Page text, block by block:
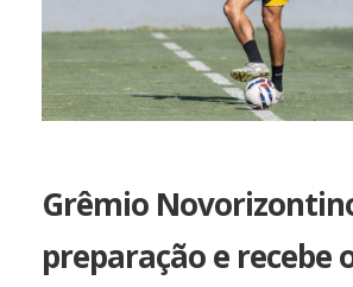
Grêmio
preparação e recebe